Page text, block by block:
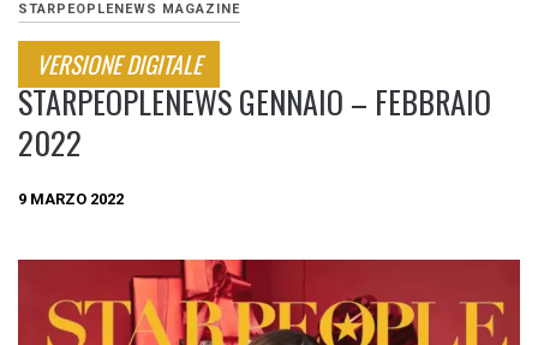
STARPEOPLENEWS MAGAZINE
VERSIONE DIGITALE
STARPEOPLENEWS GENNAIO – FEBBRAIO
2022
9 MARZO 2022